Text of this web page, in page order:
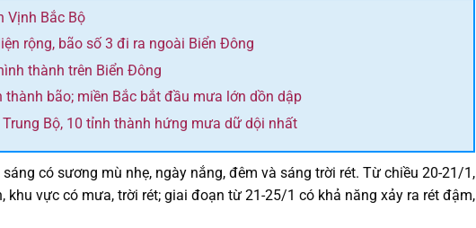
Vịnh Bắc Bộ
rộng, bão số 3 đi ra ngoài Biển Đông
thành trên Biển Đông
bão; miền Bắc bắt đầu mưa lớn dồn dập
Bộ, 10 tỉnh thành hứng mưa dữ dội nhất
có sương mù nhẹ, ngày nắng, đêm và sáng trời rét. Từ chiều 20-21/1,
vực có mưa, trời rét; giai đoạn từ 21-25/1 có khả năng xảy ra rét đậm,